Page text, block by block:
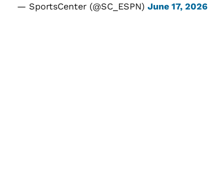
— SportsCenter (@SC_ESPN) June 17, 2026